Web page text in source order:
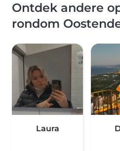
Ontdek andere
rondom
Laura